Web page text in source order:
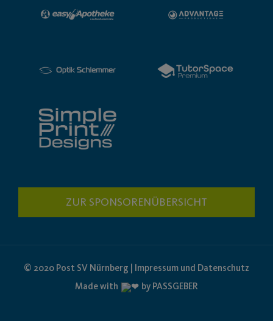
ZUR SPONSORENÜBERSICHT
© 2020 Post SV Nürnberg | Impressum und Datenschutz
Made with
by PASSGEBER